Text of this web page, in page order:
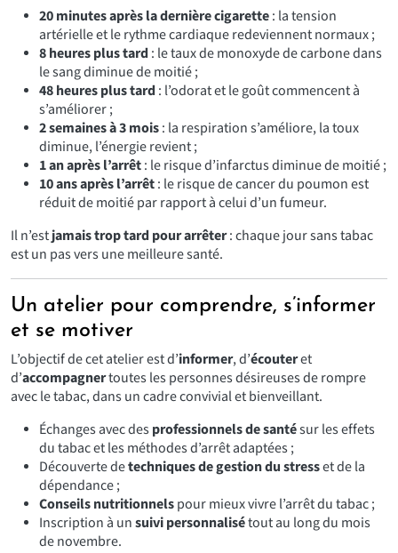
20 minutes après la dernière cigarette: la tension
artérielle et le rythme cardiaque redeviennent normaux ;
8 heures plus tard: le taux de monoxyde de carbone dans
le sang diminue de moitié ;
48 heures plus tard: l’odorat et le goût commencent à
s’améliorer ;
2 semaines à 3 mois: la respiration s’améliore, la toux
diminue, l’énergie revient ;
1 an après l’arrêt: le risque d’infarctus diminue de moitié ;
10 ans après l’arrêt: le risque de cancer du poumon est
réduit de moitié par rapport à celui d’un fumeur.
Il n’estjamais trop tard pour arrêter: chaque jour sans tabac
est un pas vers une meilleure santé.
Un atelier pour comprendre, s’informer
et se motiver
L’objectif de cet atelier est d’informer, d’écouteret
d’accompagnertoutes les personnes désireuses de rompre
avec le tabac, dans un cadre convivial et bienveillant.
Échanges avec desprofessionnels de santésur les effets
du tabac et les méthodes d’arrêt adaptées ;
Découverte detechniques de gestion du stresset de la
dépendance ;
Conseils nutritionnelspour mieux vivre l’arrêt du tabac ;
Inscription à unsuivi personnalisétout au long du mois
de novembre.